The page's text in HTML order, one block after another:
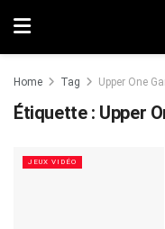
Home Tag Upper One
Étiquette : Upper
JEUX VIDÉO